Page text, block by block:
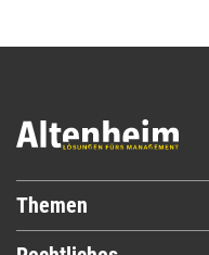
Themen